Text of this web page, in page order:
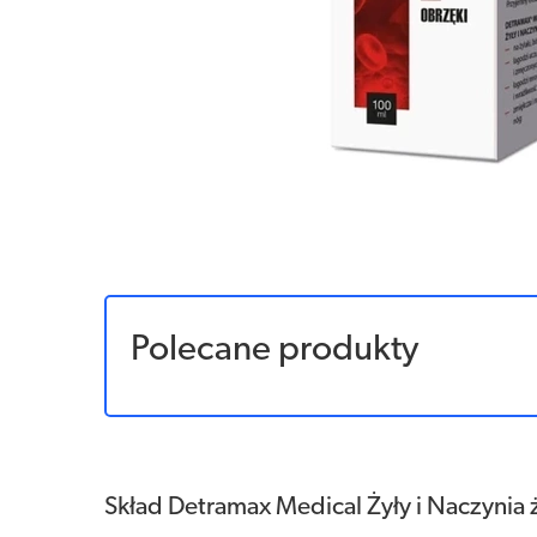
Polecane produkty
Skład Detramax Medical Żyły i Naczynia